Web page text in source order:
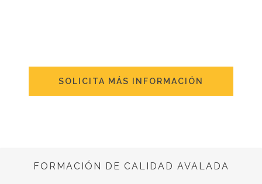
SOLICITA MÁS INFORMACIÓN
FORMACIÓN DE CALIDAD AVALADA